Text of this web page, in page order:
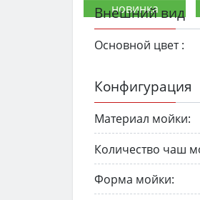
Внешний вид
Основной цвет :
Конфигурация
Материал мойки:
Количество чаш
Форма мойки: